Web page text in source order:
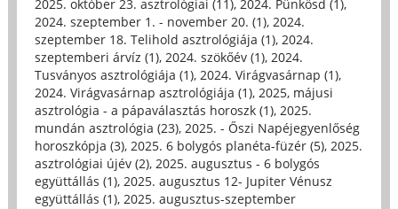
2025. október 23. asztrológiai (11), 2024. Pünkösd (1),
2024. szeptember 1. - november 20. (1), 2024.
szeptember 18. Telihold asztrológiája (1), 2024.
szeptemberi árvíz (1), 2024. szökőév (1), 2024.
Tusványos asztrológiája (1), 2024. Virágvasárnap (1),
2024. Virágvasárnap asztrológiája (1), 2025, májusi
asztrológia - a pápaválasztás horoszk (1), 2025.
mundán asztrológia (23), 2025. - Őszi Napéjegyenlőség
horoszkópja (3), 2025. 6 bolygós planéta-füzér (5), 2025.
asztrológiai újév (2), 2025. augusztus - 6 bolygós
együttállás (1), 2025. augusztus 12- Jupiter Vénusz
együttállás (1), 2025. augusztus-szeptember